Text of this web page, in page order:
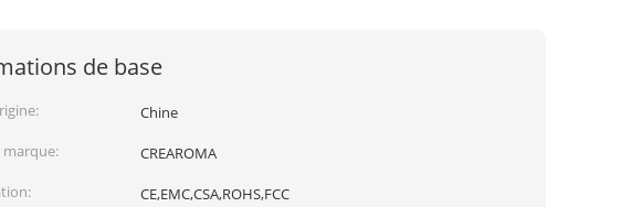
de base
Chine
CREAROMA
CE,EMC,CSA,ROHS,FCC